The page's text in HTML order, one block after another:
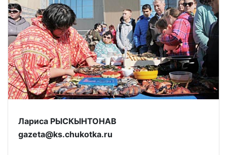
Лариса РЫСКЫНТОНАВ
gazeta@ks.chukotka.ru